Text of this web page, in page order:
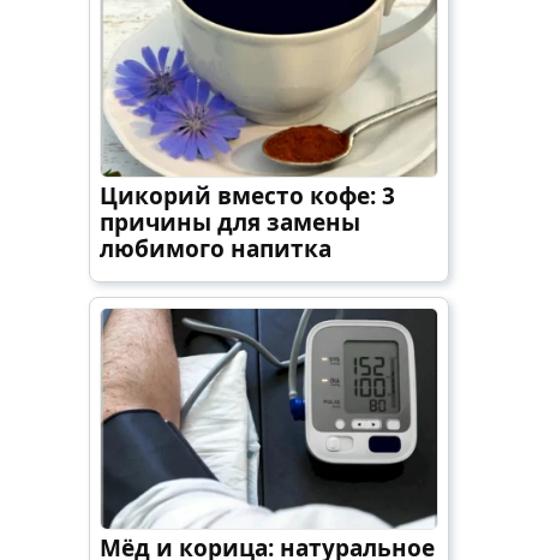
Цикорий вместо кофе: 3
причины для замены
любимого напитка
Мёд и корица: натуральное